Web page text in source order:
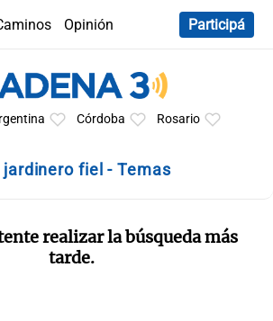
Opinión
Participá
Córdoba Rosario
jardinero fiel - Temas
realizar la búsqueda más
tarde.